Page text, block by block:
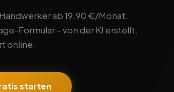
ab 19,90 €/Monat.
Formular – von der KI erstellt,
online.
starten